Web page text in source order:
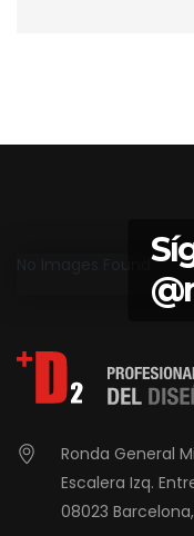
Ronda General
Escalera Izq.
08023